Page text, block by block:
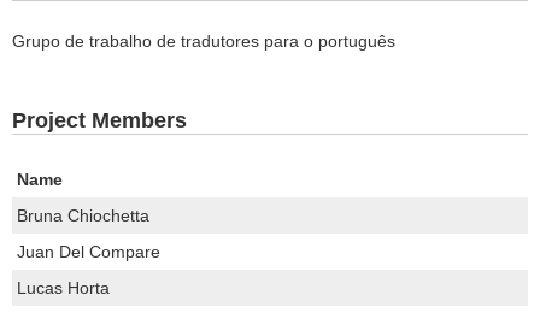
Grupo de trabalho de tradutores para o português
Project Members
Name
Bruna Chiochetta
Juan Del Compare
Lucas Horta